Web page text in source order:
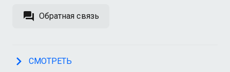
Обратная связь
СМОТРЕТЬ